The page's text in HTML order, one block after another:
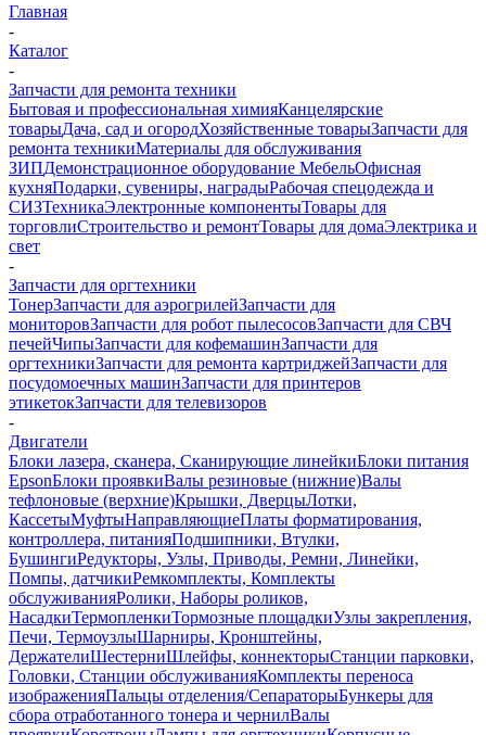
Главная
-
Каталог
-
Запчасти для ремонта техники
Бытовая и профессиональная химияКанцелярские
товарыДача, сад и огородХозяйственные товарыЗапчасти для
ремонта техникиМатериалы для обслуживания
ЗИПДемонстрационное оборудование МебельОфисная
кухняПодарки, сувениры, наградыРабочая спецодежда и
СИЗТехникаЭлектронные компонентыТовары для
торговлиСтроительство и ремонтТовары для домаЭлектрика и
свет
-
Запчасти для оргтехники
ТонерЗапчасти для аэрогрилейЗапчасти для
мониторовЗапчасти для робот пылесосовЗапчасти для СВЧ
печейЧипыЗапчасти для кофемашинЗапчасти для
оргтехникиЗапчасти для ремонта картриджейЗапчасти для
посудомоечных машинЗапчасти для принтеров
этикетокЗапчасти для телевизоров
-
Двигатели
Блоки лазера, сканера, Сканирующие линейкиБлоки питания
EpsonБлоки проявкиВалы резиновые (нижние)Валы
тефлоновые (верхние)Крышки, ДверцыЛотки,
КассетыМуфтыНаправляющиеПлаты форматирования,
контроллера, питанияПодшипники, Втулки,
БушингиРедукторы, Узлы, Приводы, Ремни, Линейки,
Помпы, датчикиРемкомплекты, Комплекты
обслуживанияРолики, Наборы роликов,
НасадкиТермопленкиТормозные площадкиУзлы закрепления,
Печи, ТермоузлыШарниры, Кронштейны,
ДержателиШестерниШлейфы, коннекторыСтанции парковки,
Головки, Станции обслуживанияКомплекты переноса
изображенияПальцы отделения/СепараторыБункеры для
сбора отработанного тонера и чернилВалы